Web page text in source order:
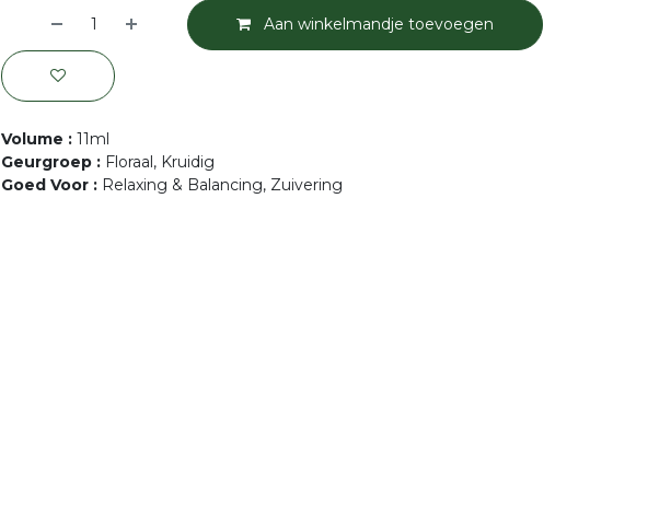
Aan winkelmandje toevoegen
Volume : 11ml
Geurgroep : Floraal, Kruidig
Goed Voor : Relaxing & Balancing, Zuivering